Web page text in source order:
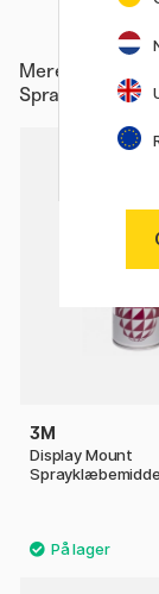
Mere fra
Spraylim
3M
Display Mount